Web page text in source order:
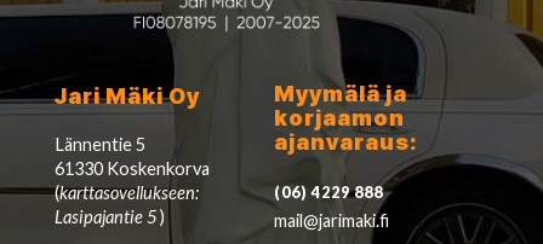
Jari Mäki Oy
Lännentie 5
61330 Koskenkorva
(karttasovellukseen:
Lasipajantie 5)
Myymälä ja
korjaamon
ajanvaraus:
(06) 4229 888
mail@jarimaki.fi